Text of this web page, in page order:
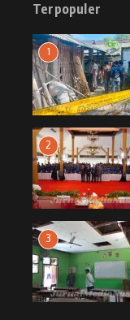
Terpopuler
1
2
3